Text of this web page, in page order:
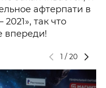
афтерпати в
так что
впереди!
1 / 20